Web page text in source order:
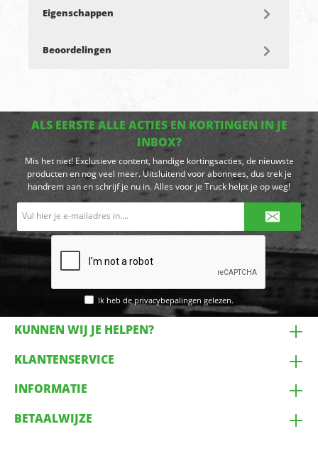
Eigenschappen
Beoordelingen
ALS EERSTE ALLE ACTIES EN KORTINGEN IN JE
INBOX?
Mis het niet! Exclusieve content, handige kortingsacties, de nieuwste
producten en nog veel meer. Uitsluitend voor abonnees, dus trek je
handrem aan en schrijf je nu in. Alles voor je Truck helpt je op weg!
Ik heb de privacybepalingen gelezen.
KUNNEN WIJ JE HELPEN?
KLANTENSERVICE
INFORMATIE
BETAALWIJZE